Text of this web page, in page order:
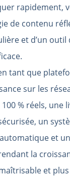
rapidement,
de contenu
et d’un outil
tant que
sur les
% réels, une
un
et
la
et